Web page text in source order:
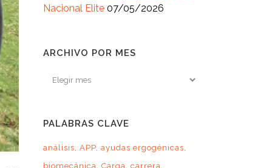
Nacional Elite 07/05/2026
ARCHIVO POR MES
Archivo
PALABRAS CLAVE
análisis APP ayudas ergogénicas
biomecánica Carga carrera